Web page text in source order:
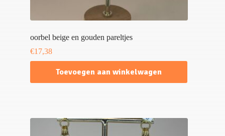
oorbel beige en gouden pareltjes
€17,38
Toevoegen aan winkelwagen